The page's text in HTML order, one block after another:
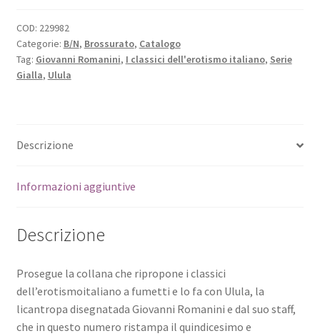
COD: 229982
Categorie: B/N, Brossurato, Catalogo
Tag: Giovanni Romanini, I classici dell'erotismo italiano, Serie
Gialla, Ulula
Descrizione
Informazioni aggiuntive
Descrizione
Prosegue la collana che ripropone i classici
dell’erotismoitaliano a fumetti e lo fa con Ulula, la
licantropa disegnatada Giovanni Romanini e dal suo staff,
che in questo numero ristampa il quindicesimo e